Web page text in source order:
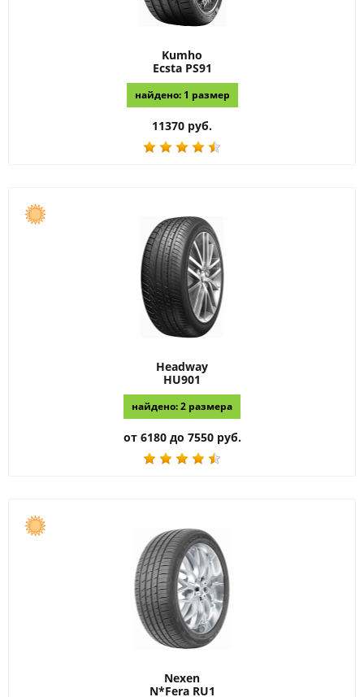
Kumho
Ecsta PS91
найдено: 1 размер
11370 руб.
Headway
HU901
найдено: 2 размера
от 6180 до 7550 руб.
Nexen
N*Fera RU1